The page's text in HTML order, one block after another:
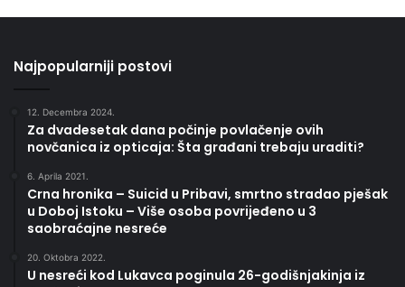
Najpopularniji postovi
12. Decembra 2024.
Za dvadesetak dana počinje povlačenje ovih
novčanica iz opticaja: Šta građani trebaju uraditi?
6. Aprila 2021.
Crna hronika – Suicid u Pribavi, smrtno stradao pješak
u Doboj Istoku – Više osoba povrijeđeno u 3
saobraćajne nesreće
20. Oktobra 2022.
U nesreći kod Lukavca poginula 26-godišnjakinja iz